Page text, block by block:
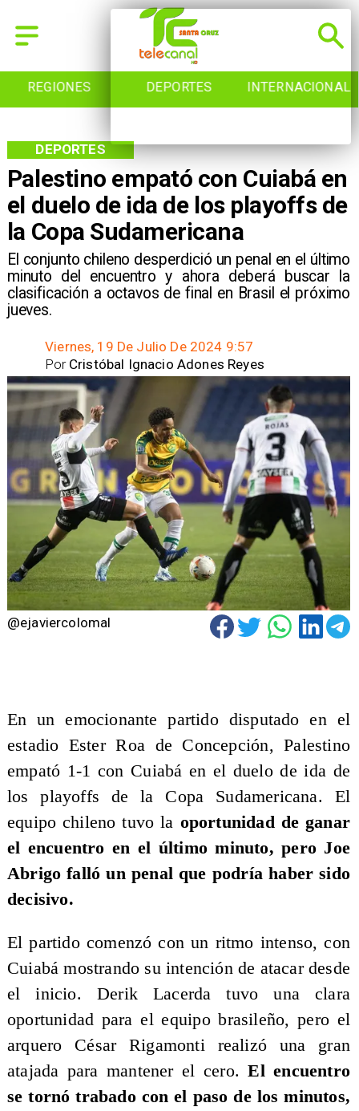
REGIONES DEPORTES INTERNACIONAL
Palestino empató con Cuiabá en
el duelo de ida de los playoffs de
la Copa Sudamericana
​El conjunto chileno desperdició un penal en el último
minuto del encuentro y ahora deberá buscar la
clasificación a octavos de final en Brasil el próximo
jueves.
DEPORTES
Viernes, 19 De Julio De 2024 9:57
Cristóbal Ignacio Adones Reyes
Por
@ejaviercolomal
En un emocionante partido disputado en el
estadio Ester Roa de Concepción, Palestino
empató 1-1 con Cuiabá en el duelo de ida de
los playoffs de la Copa Sudamericana. El
equipo chileno tuvo la oportunidad de ganar
el encuentro en el último minuto, pero Joe
Abrigo falló un penal que podría haber sido
decisivo.
El partido comenzó con un ritmo intenso, con
Cuiabá mostrando su intención de atacar desde
el inicio. Derik Lacerda tuvo una clara
oportunidad para el equipo brasileño, pero el
arquero César Rigamonti realizó una gran
atajada para mantener el cero. El encuentro
se tornó trabado con el paso de los minutos,